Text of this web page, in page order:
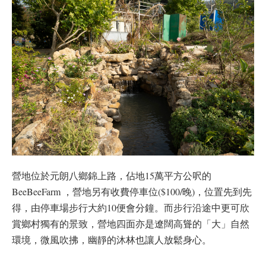
營地位於元朗八鄉錦上路，佔地15萬平方公呎的
BeeBeeFarm ，營地另有收費停車位($100/晚)，位置先到先
得，由停車場步行大約10便會分鐘。而步行沿途中更可欣
賞鄉村獨有的景致，營地四面亦是遼闊高聳的「大」自然
環境，微風吹拂，幽靜的沐林也讓人放鬆身心。